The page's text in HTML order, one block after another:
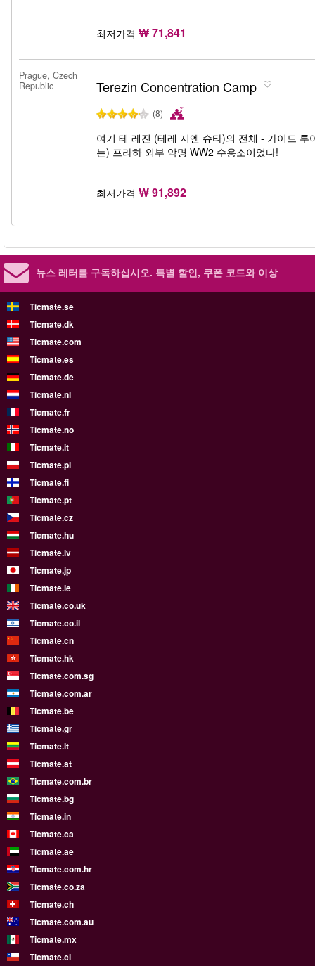
최저가격 ₩ 71,841
Prague, Czech
Republic
Terezin Concentration Camp
(8)
여기 테 레진 (테레 지엔 슈타)의 전체 - 가이드
는) 프라하 외부 악명 WW2 수용소이었다!
최저가격 ₩ 91,892
뉴스 레터를 구독하십시오. 특별 할인, 쿠폰 코드와 이상
Ticmate.se
Ticmate.dk
Ticmate.com
Ticmate.es
Ticmate.de
Ticmate.nl
Ticmate.fr
Ticmate.no
Ticmate.it
Ticmate.pl
Ticmate.fi
Ticmate.pt
Ticmate.cz
Ticmate.hu
Ticmate.lv
Ticmate.jp
Ticmate.ie
Ticmate.co.uk
Ticmate.co.il
Ticmate.cn
Ticmate.hk
Ticmate.com.sg
Ticmate.com.ar
Ticmate.be
Ticmate.gr
Ticmate.lt
Ticmate.at
Ticmate.com.br
Ticmate.bg
Ticmate.in
Ticmate.ca
Ticmate.ae
Ticmate.com.hr
Ticmate.co.za
Ticmate.ch
Ticmate.com.au
Ticmate.mx
Ticmate.cl